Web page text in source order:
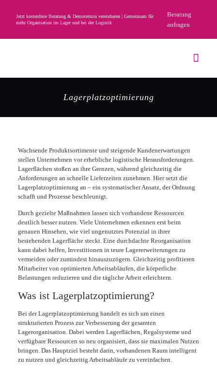
Jetzt kostenfreie Beratung & Demotermin vereinbaren | Gemeinsam für
mehr Organisation im Lager und bei der Logistik
Beratung
anfragen
Lagerplatzoptimierung
Wachsende Produktsortimente und steigende Kundenerwartungen
stellen Unternehmen vor erhebliche logistische Herausforderungen.
Lagerflächen stoßen an ihre Grenzen, während gleichzeitig die
Anforderungen an schnelle Lieferzeiten zunehmen. Hier setzt die
Lagerplatzoptimierung an – ein systematischer Ansatz, der Ordnung
schafft und Prozesse beschleunigt.
Durch gezielte Maßnahmen lassen sich vorhandene Ressourcen
deutlich besser nutzen. Viele Unternehmen erkennen erst beim
genauen Hinsehen, wie viel ungenutztes Potenzial in ihrer
bestehenden Lagerfläche steckt. Eine durchdachte Reorganisation
kann dabei helfen, Investitionen in teure Lagererweiterungen zu
vermeiden oder zumindest hinauszuzögern. Gleichzeitig profitieren
Mitarbeiter von optimierten Arbeitsabläufen, die körperliche
Belastungen reduzieren und die tägliche Arbeit erleichtern.
Was ist Lagerplatzoptimierung?
Bei der Lagerplatzoptimierung handelt es sich um einen
strukturierten Prozess zur Verbesserung der gesamten
Lagerorganisation. Dabei werden Lagerflächen, Regalsysteme und
verfügbare Ressourcen so neu organisiert, dass sie maximalen Nutzen
bringen. Das Hauptziel besteht darin, vorhandenen Raum intelligent
zu nutzen und gleichzeitig Arbeitsabläufe zu vereinfachen.